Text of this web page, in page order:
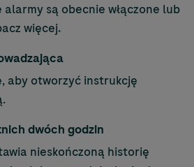
są obecnie włączone lub
więcej.
aby otworzyć instrukcję
dwóch godzin
nieskończoną historię